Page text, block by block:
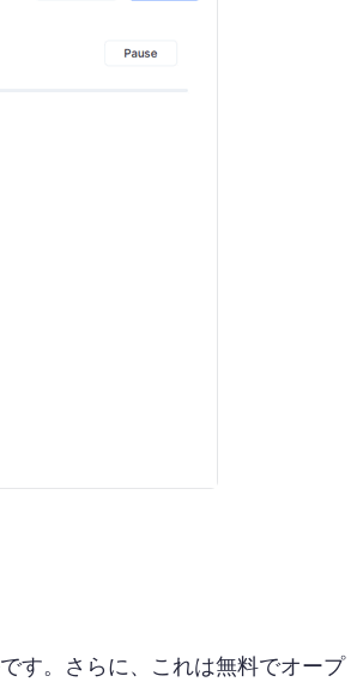
す。さらに、これは無料でオープ